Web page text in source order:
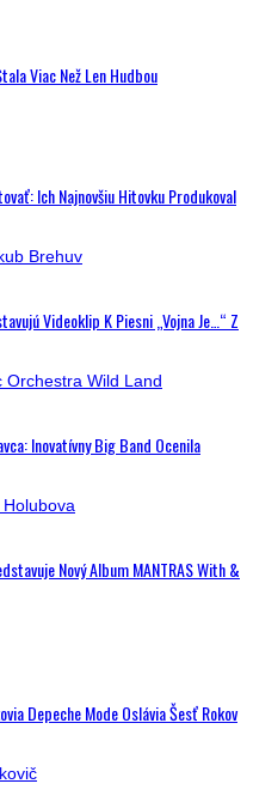
Viac Než Len Hudbou
Ich Najnovšiu Hitovku Produkoval
Videoklip K Piesni „Vojna Je…“ Z
Inovatívny Big Band Ocenila
Nový Album MANTRAS With &
Depeche Mode Oslávia Šesť Rokov